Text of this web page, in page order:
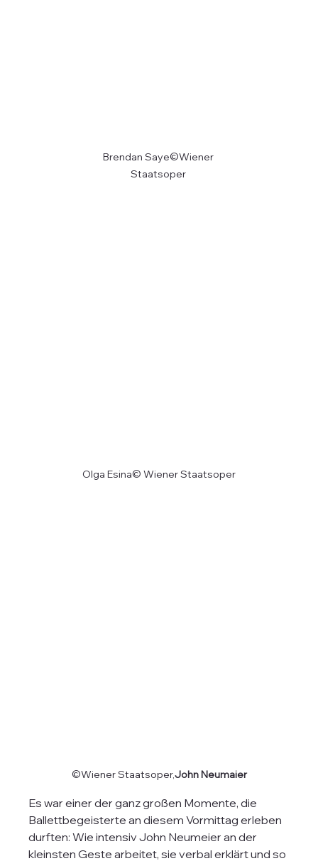
Brendan Saye©Wiener
Staatsoper
Olga Esina© Wiener Staatsoper
©Wiener Staatsoper,John Neumaier
Es war einer der ganz großen Momente, die
Ballettbegeisterte an diesem Vormittag erleben
durften: Wie intensiv John Neumeier an der
kleinsten Geste arbeitet, sie verbal erklärt und so